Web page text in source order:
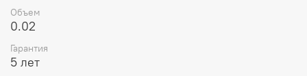
Объем
0.02
Гарантия
5 лет